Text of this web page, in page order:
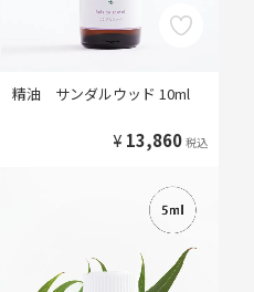
精油 サンダルウッド 10ml
¥ 13,860 税込